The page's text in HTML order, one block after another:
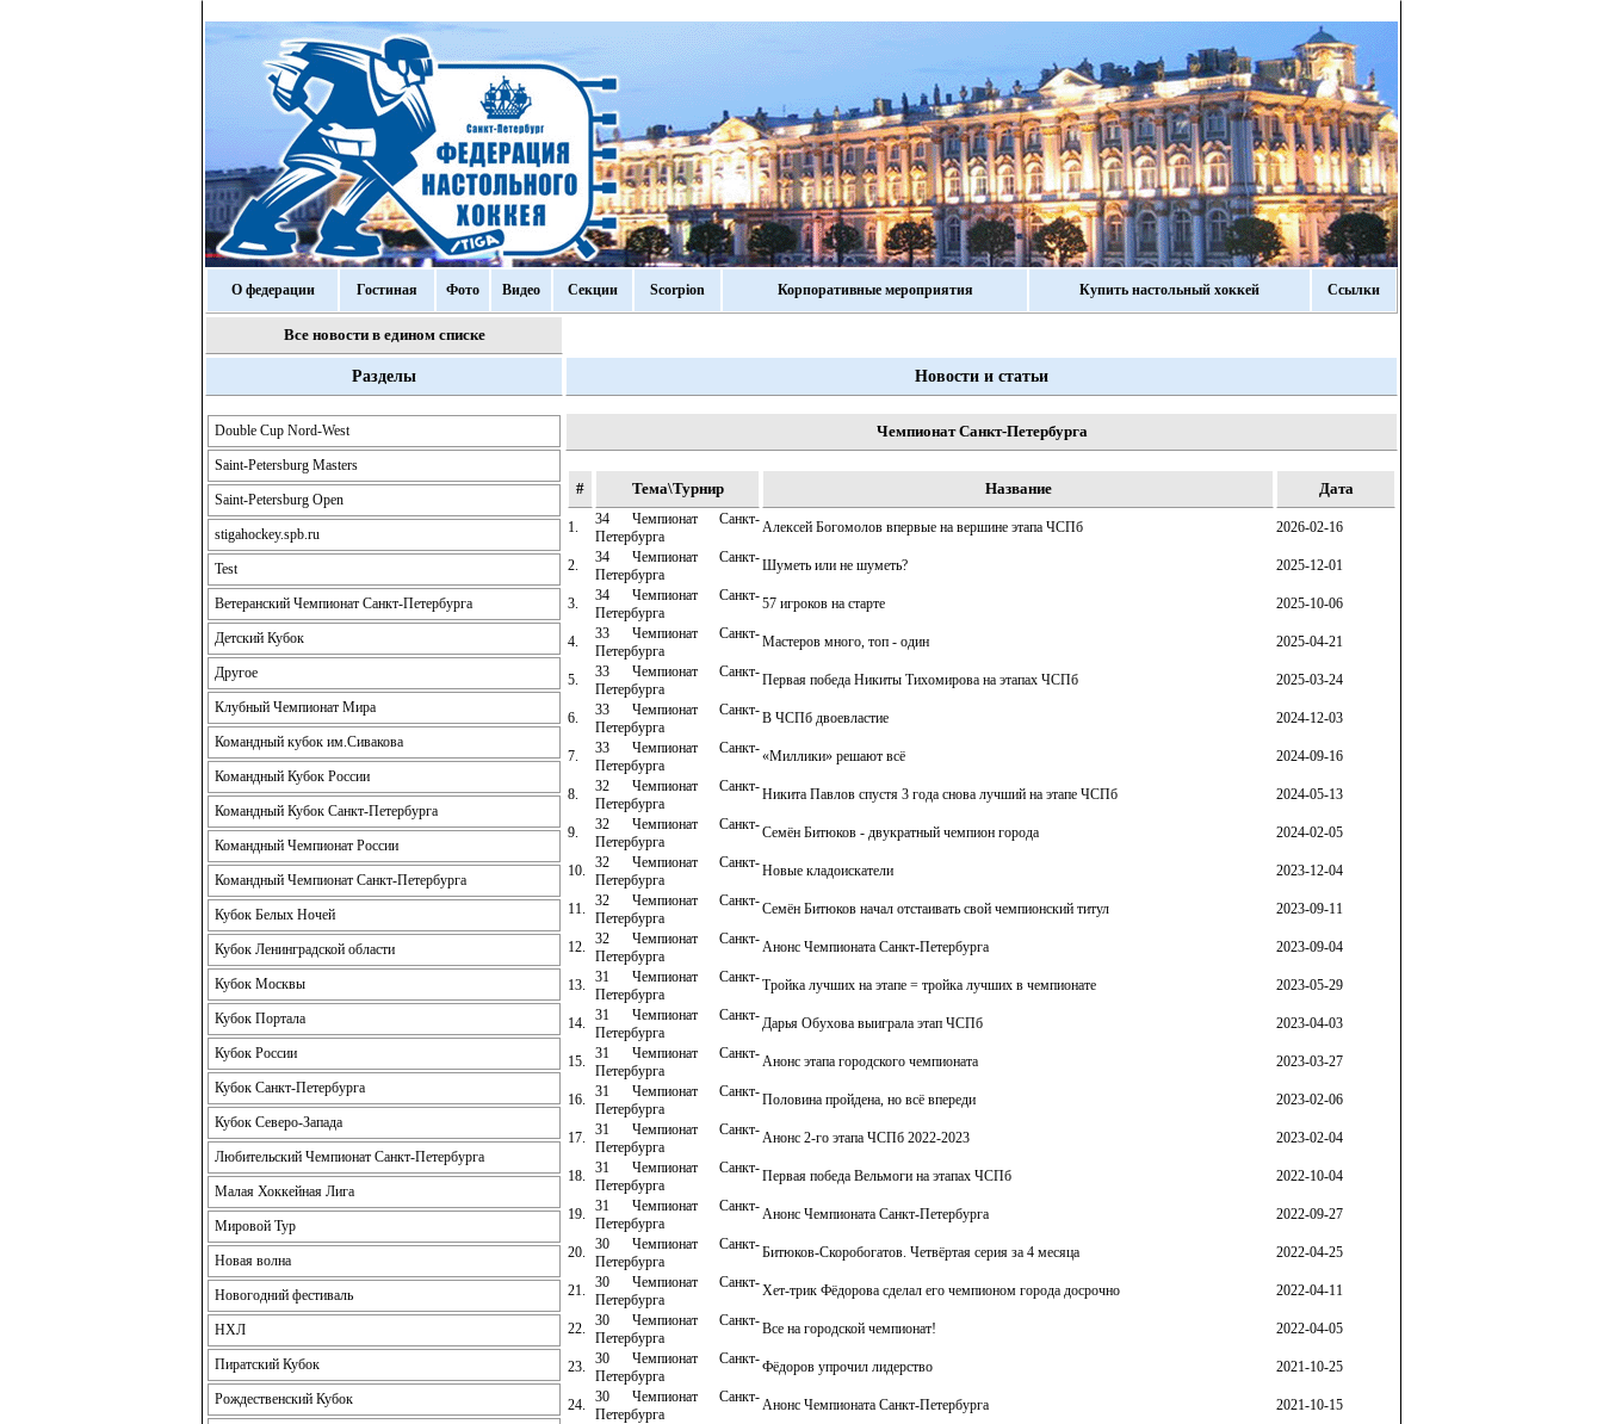
О федерации Гостиная Фото Видео Секции Scorpion Корпоративные мероприятия Купить настольный хоккей Ссылки
Все новости в едином списке
Разделы
Double Cup Nord-West
Saint-Petersburg Masters
Saint-Petersburg Open
stigahockey.spb.ru
Test
Ветеранский Чемпионат Санкт-Петербурга
Детский Кубок
Другое
Клубный Чемпионат Мира
Командный кубок им.Сивакова
Командный Кубок России
Командный Кубок Санкт-Петербурга
Командный Чемпионат России
Командный Чемпионат Санкт-Петербурга
Кубок Белых Ночей
Кубок Ленинградской области
Кубок Москвы
Кубок Портала
Кубок России
Кубок Санкт-Петербурга
Кубок Северо-Запада
Любительский Чемпионат Санкт-Петербурга
Малая Хоккейная Лига
Мировой Тур
Новая волна
Новогодний фестиваль
НХЛ
Пиратский Кубок
Рождественский Кубок
Новости и статьи
Чемпионат Санкт-Петербурга
# Тема\Турнир Название Дата
1.
34 Чемпионат Санкт-
Петербурга
Алексей Богомолов впервые на вершине этапа ЧСПб 2026-02-16
2.
34 Чемпионат Санкт-
Петербурга
Шуметь или не шуметь? 2025-12-01
3.
34 Чемпионат Санкт-
Петербурга
57 игроков на старте 2025-10-06
4.
33 Чемпионат Санкт-
Петербурга
Мастеров много, топ - один 2025-04-21
5.
33 Чемпионат Санкт-
Петербурга
Первая победа Никиты Тихомирова на этапах ЧСПб 2025-03-24
6.
33 Чемпионат Санкт-
Петербурга
В ЧСПб двоевластие 2024-12-03
7.
33 Чемпионат Санкт-
Петербурга
«Миллики» решают всё 2024-09-16
8.
32 Чемпионат Санкт-
Петербурга
Никита Павлов спустя 3 года снова лучший на этапе ЧСПб 2024-05-13
9.
32 Чемпионат Санкт-
Петербурга
Семён Битюков - двукратный чемпион города 2024-02-05
10.
32 Чемпионат Санкт-
Петербурга
Новые кладоискатели 2023-12-04
11.
32 Чемпионат Санкт-
Петербурга
Семён Битюков начал отстаивать свой чемпионский титул 2023-09-11
12.
32 Чемпионат Санкт-
Петербурга
Анонс Чемпионата Санкт-Петербурга 2023-09-04
13.
31 Чемпионат Санкт-
Петербурга
Тройка лучших на этапе = тройка лучших в чемпионате 2023-05-29
14.
31 Чемпионат Санкт-
Петербурга
Дарья Обухова выиграла этап ЧСПб 2023-04-03
15.
31 Чемпионат Санкт-
Петербурга
Анонс этапа городского чемпионата 2023-03-27
16.
31 Чемпионат Санкт-
Петербурга
Половина пройдена, но всё впереди 2023-02-06
17.
31 Чемпионат Санкт-
Петербурга
Анонс 2-го этапа ЧСПб 2022-2023 2023-02-04
18.
31 Чемпионат Санкт-
Петербурга
Первая победа Вельмоги на этапах ЧСПб 2022-10-04
19.
31 Чемпионат Санкт-
Петербурга
Анонс Чемпионата Санкт-Петербурга 2022-09-27
20.
30 Чемпионат Санкт-
Петербурга
Битюков-Скоробогатов. Четвёртая серия за 4 месяца 2022-04-25
21.
30 Чемпионат Санкт-
Петербурга
Хет-трик Фёдорова сделал его чемпионом города досрочно 2022-04-11
22.
30 Чемпионат Санкт-
Петербурга
Все на городской чемпионат! 2022-04-05
23.
30 Чемпионат Санкт-
Петербурга
Фёдоров упрочил лидерство 2021-10-25
24.
30 Чемпионат Санкт-
Петербурга
Анонс Чемпионата Санкт-Петербурга 2021-10-15